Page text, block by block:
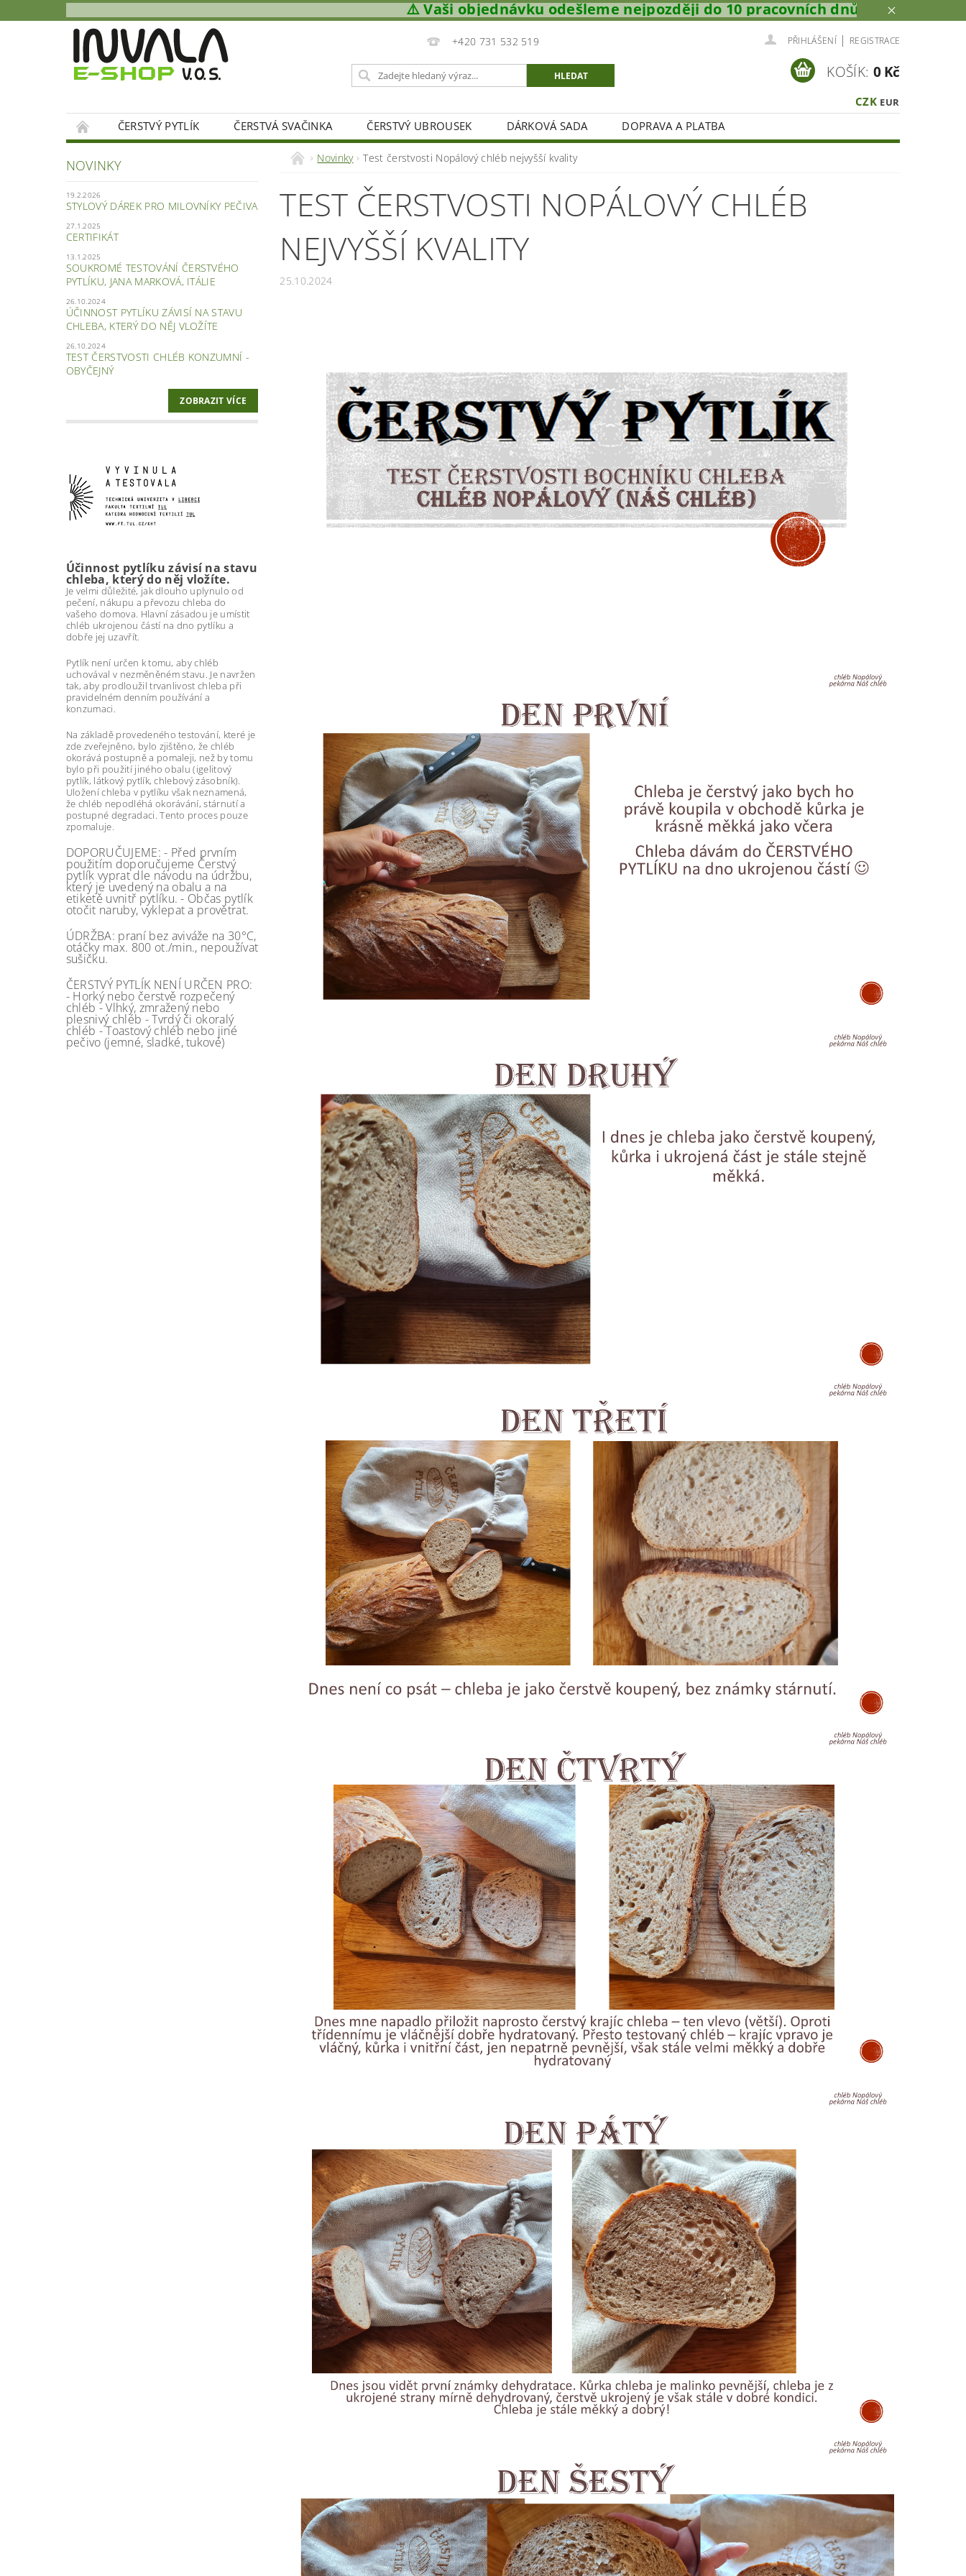
⚠️ Vaši objednávku odešleme nejpozději do 10 pracovních dnů.⚠️
+420 731 532 519 PŘIHLÁŠENÍ | REGISTRACE
CZK EUR
KOŠÍK: 0 Kč
ČERSTVÝ PYTLÍK ČERSTVÁ SVAČINKA ČERSTVÝ UBROUSEK DÁRKOVÁ SADA
DOPRAVA A PLATBA
NAPIŠTE NÁM KONTAKTUJTE NÁS
NOVINKY
19.2.2026
STYLOVÝ DÁREK PRO MILOVNÍKY PEČIVA
27.1.2025
CERTIFIKÁT
13.1.2025
SOUKROMÉ TESTOVÁNÍ ČERSTVÉHO
PYTLÍKU, JANA MARKOVÁ, ITÁLIE
26.10.2024
ÚČINNOST PYTLÍKU ZÁVISÍ NA STAVU
CHLEBA, KTERÝ DO NĚJ VLOŽÍTE
26.10.2024
TEST ČERSTVOSTI CHLÉB KONZUMNÍ -
OBYČEJNÝ
ZOBRAZIT VÍCE
Účinnost pytlíku závisí na stavu
chleba, který do něj vložíte.
Je velmi důležité, jak dlouho uplynulo od
pečení, nákupu a převozu chleba do
vašeho domova. Hlavní zásadou je umístit
chléb ukrojenou částí na dno pytlíku a
dobře jej uzavřít.
Pytlík není určen k tomu, aby chléb
uchovával v nezměněném stavu. Je navržen
tak, aby prodloužil trvanlivost chleba při
pravidelném denním používání a
konzumaci.
Na základě provedeného testování, které je
zde zveřejněno, bylo zjištěno, že chléb
okorává postupně a pomaleji, než by tomu
bylo při použití jiného obalu (igelitový
pytlík, látkový pytlík, chlebový zásobník).
Uložení chleba v pytlíku však neznamená,
že chléb nepodléhá okorávání, stárnutí a
postupné degradaci. Tento proces pouze
zpomaluje.
DOPORUČUJEME: - Před prvním
použitím doporučujeme Čerstvý
pytlík vyprat dle návodu na údržbu,
který je uvedený na obalu a na
etiketě uvnitř pytlíku. - Občas pytlík
otočit naruby, vyklepat a provětrat.
ÚDRŽBA: praní bez aviváže na 30°C,
otáčky max. 800 ot./min., nepoužívat
sušičku.
ČERSTVÝ PYTLÍK NENÍ URČEN PRO:
- Horký nebo čerstvě rozpečený
chléb - Vlhký, zmražený nebo
plesnivý chléb - Tvrdý či okoralý
chléb - Toastový chléb nebo jiné
pečivo (jemné, sladké, tukové)
Novinky Test čerstvosti Nopálový chléb nejvyšší kvality
TEST ČERSTVOSTI NOPÁLOVÝ CHLÉB
NEJVYŠŠÍ KVALITY
25.10.2024